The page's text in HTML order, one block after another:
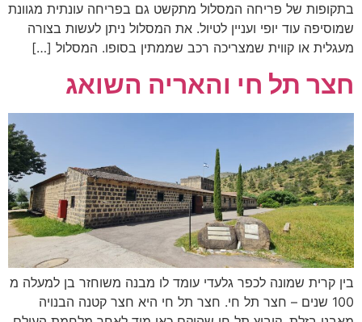
בתקופות של פריחה המסלול מתקשט גם בפריחה עונתית מגוונת
שמוסיפה עוד יופי ועניין לטיול. את המסלול ניתן לעשות בצורה
מעגלית או קווית שמצריכה רכב שממתין בסופו. המסלול […]
חצר תל חי והאריה השואג
בין קרית שמונה לכפר גלעדי עומד לו מבנה משוחזר בן למעלה מ
100 שנים – חצר תל חי. חצר תל חי היא חצר קטנה הבנויה